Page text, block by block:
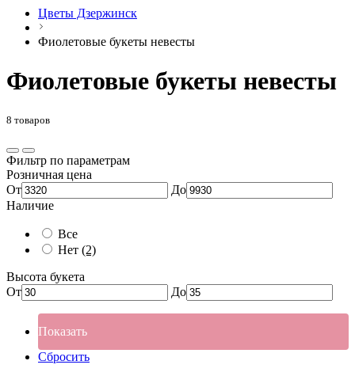
Цветы Дзержинск
Фиолетовые букеты невесты
Фиолетовые букеты невесты
8 товаров
Фильтр по параметрам
Розничная цена
От
До
Наличие
Все
Нет (2)
Высота букета
От
До
Показать
Сбросить